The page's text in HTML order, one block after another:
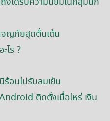
จญภัยสุดตื่นเต้น
ไร ?
อนไปรับลมเย็น
ติดตั้งเมื่อไหร่ เงิน